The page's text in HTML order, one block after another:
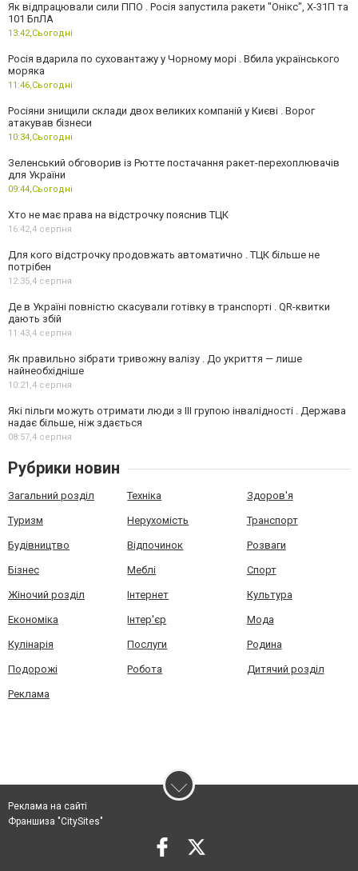
Як відпрацювали сили ППО . Росія запустила ракети "Онікс", Х-31П та
101 БпЛА
13:42,Сьогодні
Росія вдарила по суховантажу у Чорному морі . Вбила українського
моряка
11:46,Сьогодні
Росіяни знищили склади двох великих компаній у Києві . Ворог
атакував бізнеси
10:34,Сьогодні
Зеленський обговорив із Рютте постачання ракет-перехоплювачів
для України
09:44,Сьогодні
Хто не має права на відстрочку пояснив ТЦК
16:42,4 серпня
Для кого відстрочку продовжать автоматично . ТЦК більше не
потрібен
12:35,4 серпня
Де в Україні повністю скасували готівку в транспорті . QR-квитки
дають збій
11:43,4 серпня
Як правильно зібрати тривожну валізу . До укриття — лише
найнеобхідніше
10:21,4 серпня
Які пільги можуть отримати люди з III групою інвалідності . Держава
надає більше, ніж здається
08:57,4 серпня
Рубрики новин
Загальний розділ Техніка Здоров'я
Туризм Нерухомість Транспорт
Будівництво Відпочинок Розваги
Бізнес Меблі Спорт
Жіночий розділ Інтернет Культура
Економіка Інтер'єр Мода
Кулінарія Послуги Родина
Подорожі Робота Дитячий розділ
Реклама
Реклама на сайті
Франшиза "CitySites"